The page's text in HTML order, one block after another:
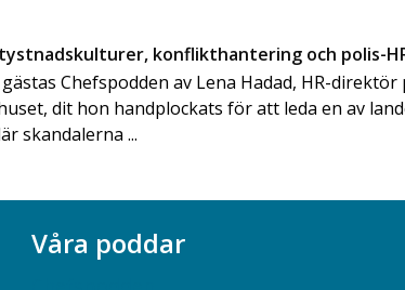
tystnadskulturer, konflikthantering och polis-
Chefspodden av Lena Hadad, HR-direktör
dit hon handplockats för att leda en av
skandalerna ...
Våra poddar